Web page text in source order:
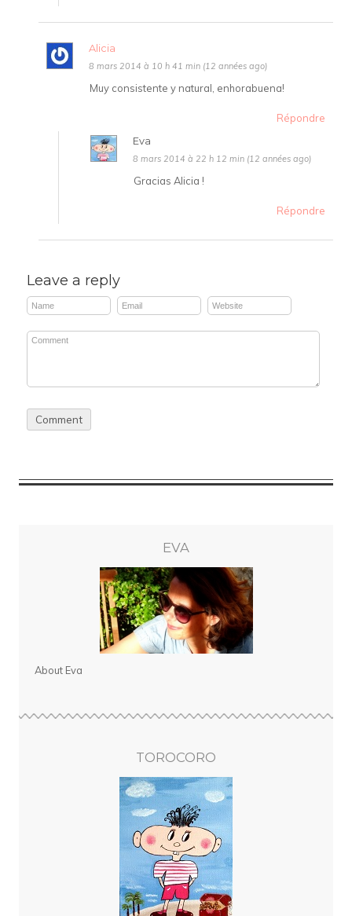
Alicia
8 mars 2014 à 10 h 41 min (12 années ago)
Muy consistente y natural, enhorabuena!
Répondre
Eva
8 mars 2014 à 22 h 12 min (12 années ago)
Gracias Alicia !
Répondre
Leave a reply
EVA
About Eva
TOROCORO